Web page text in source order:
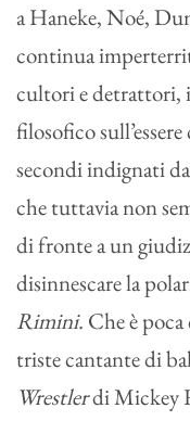
a Haneke, Noé,
continua
cultori e detrattori,
filosofico
secondi indignati
che tuttavia non
di fronte a un
disinnescare la
Rimini. Che è
triste cantante di
Wrestlerdi Mickey